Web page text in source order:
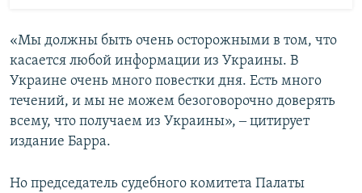
«Мы должны быть очень осторожными в том, что
касается любой информации из Украины. В
Украине очень много повестки дня. Есть много
течений, и мы не можем безоговорочно доверять
всему, что получаем из Украины», ‒ цитирует
издание Барра.
Но председатель судебного комитета Палаты